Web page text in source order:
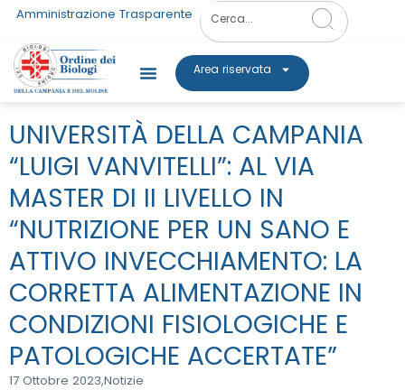
Amministrazione Trasparente
Area riservata
UNIVERSITÀ DELLA CAMPANIA
“LUIGI VANVITELLI”: AL VIA
MASTER DI II LIVELLO IN
“NUTRIZIONE PER UN SANO E
ATTIVO INVECCHIAMENTO: LA
CORRETTA ALIMENTAZIONE IN
CONDIZIONI FISIOLOGICHE E
PATOLOGICHE ACCERTATE”
17 Ottobre 2023,Notizie